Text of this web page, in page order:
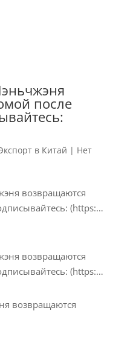
после
в Китай | Нет
возвращаются